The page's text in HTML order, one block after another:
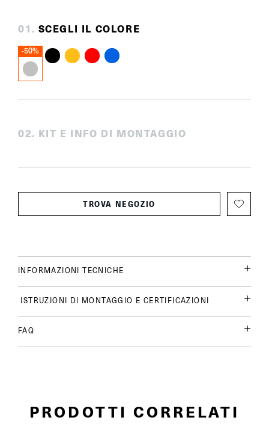
01 . SCEGLI IL COLORE
-50%
02. KIT E INFO DI MONTAGGIO
TROVA NEGOZIO
INFORMAZIONI TECNICHE
ISTRUZIONI DI MONTAGGIO E CERTIFICAZIONI
FAQ
PRODOTTI CORRELATI